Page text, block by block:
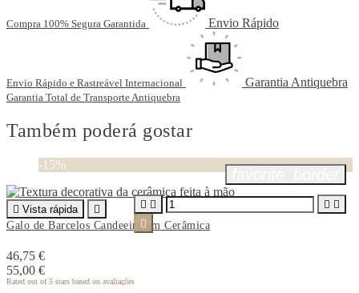
Compra 100% Segura Garantida Envio Rápido
Envio Rápido e Rastreável Internacional Garantia Antiquebra
Garantia Total de Transporte Antiquebra
Também poderá gostar
-15%
 Vista rápida

Galo de Barcelos Candeeiro em Cerâmica
46,75 €
55,00 €
Rated out of 5 stars based on avaliações
   
